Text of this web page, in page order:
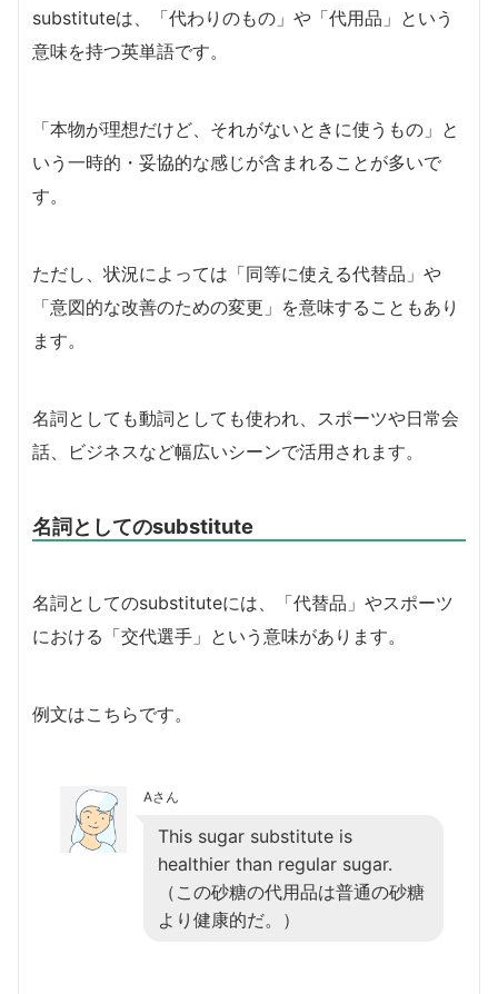
substituteは、「代わりのもの」や「代用品」という
意味を持つ英単語です。
「本物が理想だけど、それがないときに使うもの」と
いう一時的・妥協的な感じが含まれることが多いで
す。
ただし、状況によっては「同等に使える代替品」や
「意図的な改善のための変更」を意味することもあり
ます。
名詞としても動詞としても使われ、スポーツや日常会
話、ビジネスなど幅広いシーンで活用されます。
名詞としてのsubstitute
名詞としてのsubstituteには、「代替品」やスポーツ
における「交代選手」という意味があります。
例文はこちらです。
Aさん
This sugar substitute is
healthier than regular sugar.
（この砂糖の代用品は普通の砂糖
より健康的だ。）